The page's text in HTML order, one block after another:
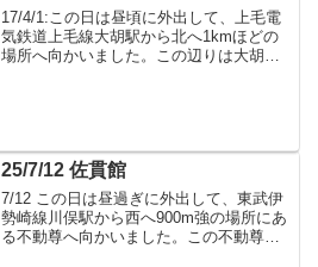
17/4/1:この日は昼頃に外出して、上毛電
気鉄道上毛線大胡駅から北へ1kmほどの
場所へ向かいました。この辺りは大胡城
25/7/12 佐貫館
7/12 この日は昼過ぎに外出して、東武伊
勢崎線川俣駅から西へ900m強の場所にあ
る不動尊へ向かいました。この不動尊を